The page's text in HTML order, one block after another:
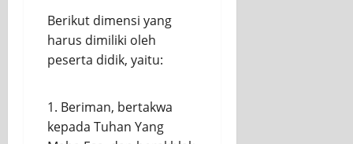
Berikut dimensi yang
harus dimiliki oleh
peserta didik, yaitu:
Beriman, bertakwa
kepada Tuhan Yang